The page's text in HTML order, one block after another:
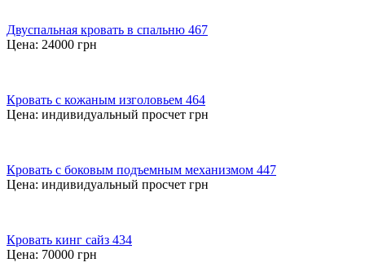
Двуспальная кровать в спальню 467
Цена: 24000 грн
Кровать с кожаным изголовьем 464
Цена: индивидуальный просчет грн
Кровать с боковым подъемным механизмом 447
Цена: индивидуальный просчет грн
Кровать кинг сайз 434
Цена: 70000 грн